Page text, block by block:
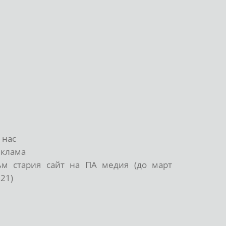
нас
стария сайт на ПА медия (до март